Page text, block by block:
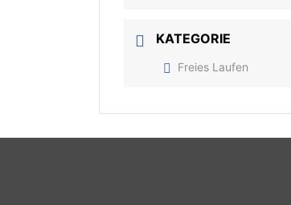
KATEGORIE
Freies Laufen